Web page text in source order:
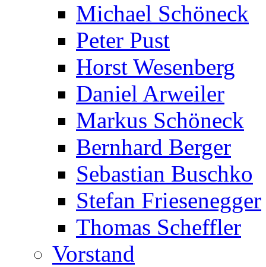
Michael Schöneck
Peter Pust
Horst Wesenberg
Daniel Arweiler
Markus Schöneck
Bernhard Berger
Sebastian Buschko
Stefan Friesenegger
Thomas Scheffler
Vorstand